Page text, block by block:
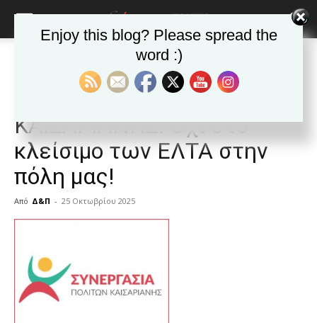
ΚΑΙΣΑΡΙΑΝΗ Ανακοινώσεις -θεσμικά
ΣΥΝΕΡΓΑΣΙΑ ΠΟΛΙΤΩΝ
ΚΑΙΣΑΡΙΑΝΗΣ: Όχι στο
κλείσιμο των ΕΛΤΑ στην
πόλη μας!
Από Δ&Π - 25 Οκτωβρίου 2025
very
hot
cam
show.
desi
Enjoy this blog? Please spread the
word :)